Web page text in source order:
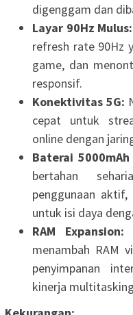
digenggam dan
Layar 90Hz Mulus:
refresh rate 90Hz
game, dan
responsif.
Konektivitas 5G:
cepat untuk
online dengan
Baterai
bertahan
penggunaan
untuk isi daya
RAM Expansion:
menambah RAM
penyimpanan
kinerja